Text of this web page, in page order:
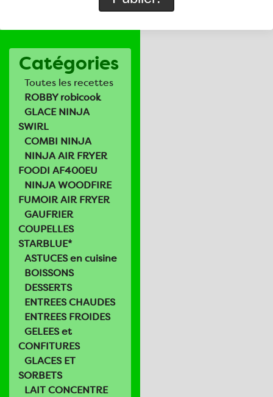
Catégories
Toutes les recettes
ROBBY robicook
GLACE NINJA
SWIRL
COMBI NINJA
NINJA AIR FRYER
FOODI AF400EU
NINJA WOODFIRE
FUMOIR AIR FRYER
GAUFRIER
COUPELLES
STARBLUE*
ASTUCES en cuisine
BOISSONS
DESSERTS
ENTREES CHAUDES
ENTREES FROIDES
GELEES et
CONFITURES
GLACES ET
SORBETS
LAIT CONCENTRE